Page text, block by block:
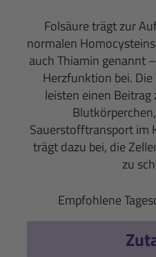
Folsäure trägt zur
normalen
auch Thiamin genannt
Herzfunktion bei.
leisten einen
Sauerstofftransport im
trägt dazu bei, die
zu
Empfohlene